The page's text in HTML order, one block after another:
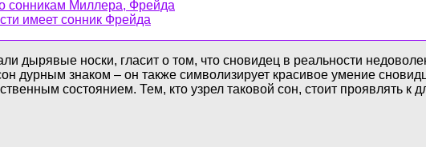
сонникам Миллера, Фрейда
имеет сонник Фрейда
дырявые носки, гласит о том, что сновидец в реальности
дурным знаком – он также символизирует красивое умение
состоянием. Тем, кто узрел таковой сон, стоит проявлять к